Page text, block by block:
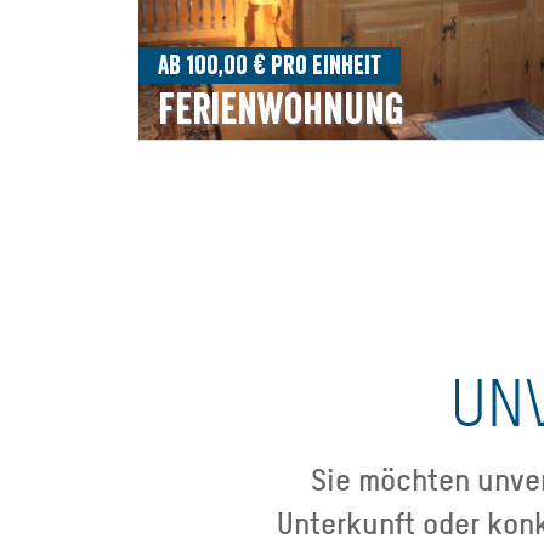
Ab 100,00 € pro Einheit
Ferienwohnung
Sie möchten
Unterkunft oder